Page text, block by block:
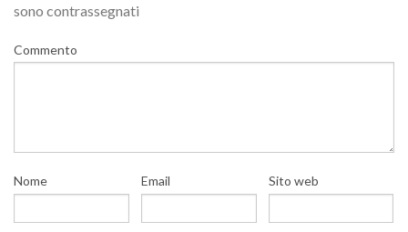
sono contrassegnati
Commento
Nome Email Sito web